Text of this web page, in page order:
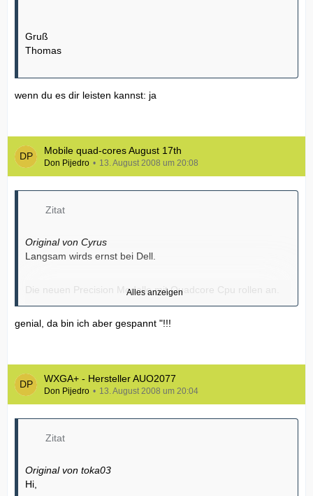
Gruß
Thomas
wenn du es dir leisten kannst: ja
Mobile quad-cores August 17th
Don Pijedro 13. August 2008 um 20:08
Zitat
Original von Cyrus
Langsam wirds ernst bei Dell.
Die neuen Precision Modelle mit Quadcore Cpu rollen an.
http://www.dell.com/content/topics…c=us&l=en&s=gen
* Dual-core? No, YOU WANT quad-core processing power.
* 8GB memory limitation? Forget that, YOU WANT more.
* Storage. A few hundred Gig? YOU WANT a Terabyte and
gamut RGBLED.
* 512MB of dedicated graphics memory? No, YOU WANT
Alles anzeigen
genial, da bin ich aber gespannt "!!!
WXGA+ - Hersteller AUO2077
Don Pijedro 13. August 2008 um 20:04
Zitat
Original von toka03
Hi,